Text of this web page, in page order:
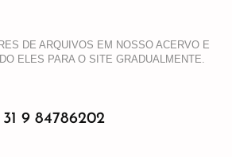
DE ARQUIVOS EM NOSSO ACERVO E
ELES PARA O SITE GRADUALMENTE.
31 9 84786202